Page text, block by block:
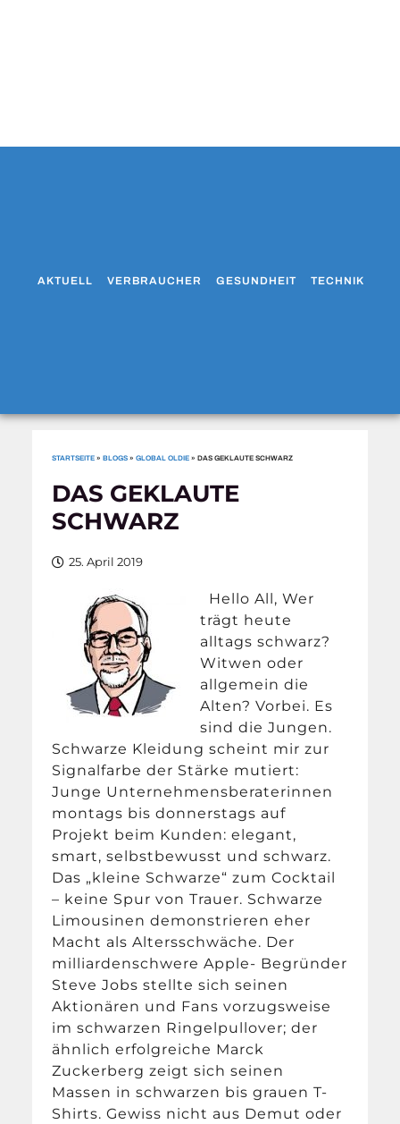
AKTUELL VERBRAUCHER GESUNDHEIT TECHNIK
STARTSEITE »BLOGS »GLOBAL OLDIE »DAS GEKLAUTE SCHWARZ
DAS GEKLAUTE
SCHWARZ
25. April 2019
Hello All, Wer
trägt heute
alltags schwarz?
Witwen oder
allgemein die
Alten? Vorbei. Es
sind die Jungen.
Schwarze Kleidung scheint mir zur
Signalfarbe der Stärke mutiert:
Junge Unternehmensberaterinnen
montags bis donnerstags auf
Projekt beim Kunden: elegant,
smart, selbstbewusst und schwarz.
Das „kleine Schwarze“ zum Cocktail
– keine Spur von Trauer. Schwarze
Limousinen demonstrieren eher
Macht als Altersschwäche. Der
milliardenschwere Apple- Begründer
Steve Jobs stellte sich seinen
Aktionären und Fans vorzugsweise
im schwarzen Ringelpullover; der
ähnlich erfolgreiche Marck
Zuckerberg zeigt sich seinen
Massen in schwarzen bis grauen T-
Shirts. Gewiss nicht aus Demut oder